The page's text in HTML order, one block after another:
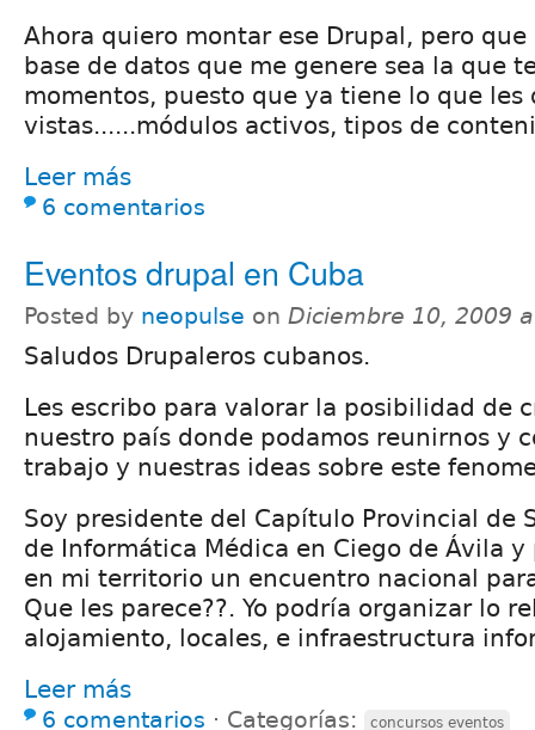
Ahora quiero montar ese Drupal, pero
base de datos que me genere sea la que
momentos, puesto que ya tiene lo que les
vistas......módulos activos, tipos de
Leer más
6 comentarios
Eventos drupal en Cuba
Posted by neopulse on Diciembre 10, 2009
Saludos Drupaleros cubanos.
Les escribo para valorar la posibilidad de
nuestro país donde podamos reunirnos y
trabajo y nuestras ideas sobre este
Soy presidente del Capítulo Provincial de
de Informática Médica en Ciego de Ávila
en mi territorio un encuentro nacional
Que les parece??. Yo podría organizar lo
alojamiento, locales, e infraestructura
Leer más
6 comentarios ⋅ Categorías: concursos eventos